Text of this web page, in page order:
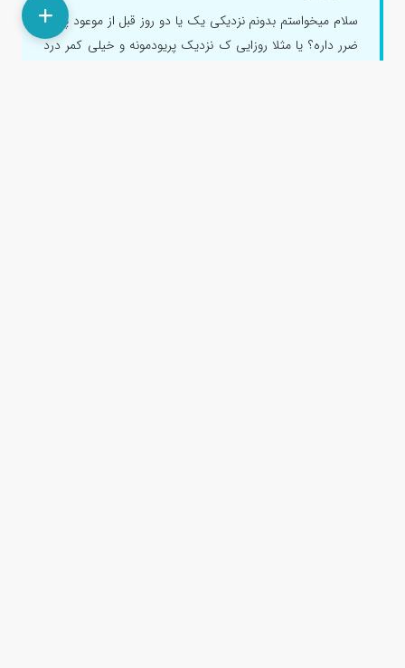
سلام میخواستم بدونم نزدیکی یک یا دو روز قبل از موعود پریود
ضرر داره؟ یا مثلا روزایی ک نزدیک پریودمونه و خیلی کمر درد